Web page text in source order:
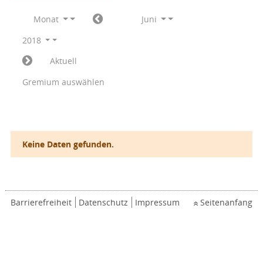
Monat
Juni
2018
Aktuell
Gremium auswählen
Keine Daten gefunden.
Barrierefreiheit Datenschutz Impressum Seitenanfang